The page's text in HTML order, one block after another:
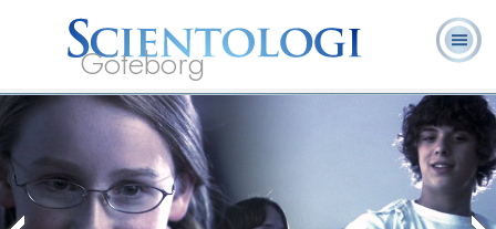
Göteborg
L. Ron
Vad är
Scientologi?
Ofta ställda
frågor
Böcker